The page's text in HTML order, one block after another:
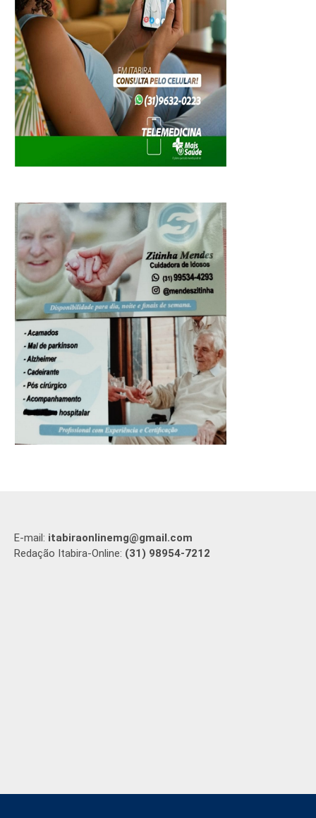
E-mail: itabiraonlinemg@gmail.com
Redação Itabira-Online: (31) 98954-7212